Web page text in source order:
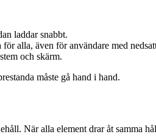
laddar snabbt.
alla, även för användare med
och skärm.
måste gå hand i hand.
När alla element drar åt samma